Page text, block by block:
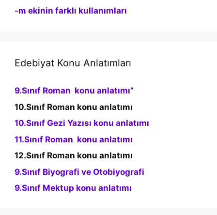
-m ekinin farklı kullanımları
Edebiyat Konu Anlatımları
9.Sınıf Roman konu anlatımı”
10.Sınıf Roman konu anlatımı
10.Sınıf Gezi Yazısı konu anlatımı
11.Sınıf Roman konu anlatımı
12.Sınıf Roman konu anlatımı
9.Sınıf Biyografi ve Otobiyografi
9.Sınıf Mektup konu anlatımı